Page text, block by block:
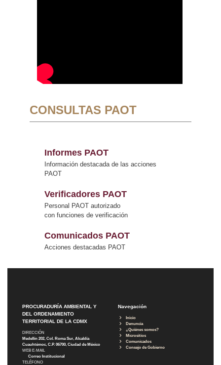
CONSULTAS PAOT
Informes PAOT
Información destacada de las acciones
PAOT
Verificadores PAOT
Personal PAOT autorizado
con funciones de verificación
Comunicados PAOT
Acciones destacadas PAOT
PROCURADURÍA AMBIENTAL Y
DEL ORDENAMIENTO
TERRITORIAL DE LA CDMX
DIRECCIÓN
Medellín 202, Col. Roma Sur, Alcaldía
Cuauhtémoc, C.P. 06700, Ciudad de México
WEB E-MAIL
Correo Institucional
TELÉFONO
Navegación
Inicio
Denuncia
¿Quiénes somos?
Micrositios
Comunicados
Consejo de Gobierno